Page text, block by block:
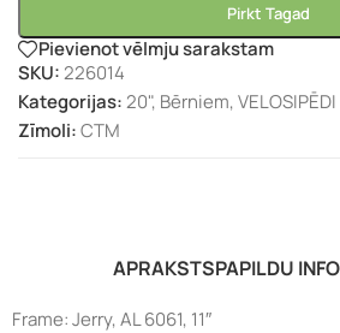
Pirkt Tagad
Pievienot vēlmju sarakstam
SKU:226014
Kategorijas:20", Bērniem,VELOSIPĒDI
Zīmoli:CTM
APRAKSTSPAPILDU
Frame: Jerry, AL 6061, 11″